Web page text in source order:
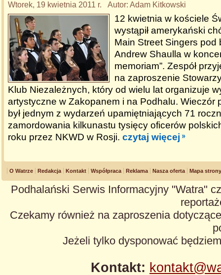
Wtorek, 19 kwietnia 2011 r. Autor: Adam Kitkowski
12 kwietnia w kościele
wystąpił amerykański
Main Street Singers pod
Andrew Shaulla w
memoriam”. Zespół
na zaproszenie
Klub Niezależnych, który od wielu lat organizuje
artystyczne w Zakopanem i na Podhalu. Wieczór
był jednym z wydarzeń upamiętniających 71
zamordowania kilkunastu tysięcy oficerów
roku przez NKWD w Rosji. czytaj więcej
O Watrze Redakcja Kontakt Współpraca Reklama Nasza oferta Mapa strony
Podhalański Serwis Informacyjny "Watra"
Czekamy również na zaproszenia
Jeżeli tylko dysponować
Kontakt: